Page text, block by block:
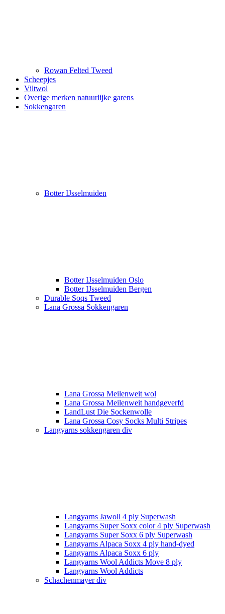
Rowan Felted Tweed
Scheepjes
Viltwol
Overige merken natuurlijke garens
Sokkengaren
Botter IJsselmuiden
Botter IJsselmuiden Oslo
Botter IJsselmuiden Bergen
Durable Soqs Tweed
Lana Grossa Sokkengaren
Lana Grossa Meilenweit wol
Lana Grossa Meilenweit handgeverfd
LandLust Die Sockenwolle
Lana Grossa Cosy Socks Multi Stripes
Langyarns sokkengaren div
Langyarns Jawoll 4 ply Superwash
Langyarns Super Soxx color 4 ply Superwash
Langyarns Super Soxx 6 ply Superwash
Langyarns Alpaca Soxx 4 ply hand-dyed
Langyarns Alpaca Soxx 6 ply
Langyarns Wool Addicts Move 8 ply
Langyarns Wool Addicts
Schachenmayer div